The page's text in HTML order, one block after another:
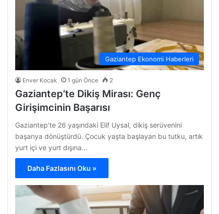
Gaziantep Ekonomi Haberleri
Enver Kocak 1 gün Önce 2
Gaziantep’te Dikiş Mirası: Genç
Girişimcinin Başarısı
Gaziantep’te 26 yaşındaki Elif Uysal, dikiş serüvenini
başarıya dönüştürdü. Çocuk yaşta başlayan bu tutku, artık
yurt içi ve yurt dışına…
Daha Fazlasını Oku »